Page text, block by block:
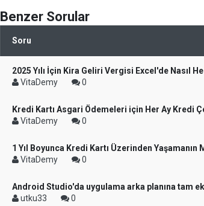
Benzer Sorular
Soru
2025 Yılı İçin Kira Geliri Vergisi Excel'de Nasıl
VitaDemy
0
Kredi Kartı Asgari Ödemeleri için Her Ay Kredi
VitaDemy
0
1 Yıl Boyunca Kredi Kartı Üzerinden
VitaDemy
0
Android Studio'da uygulama arka planına tam
utku33
0